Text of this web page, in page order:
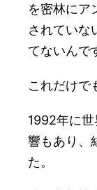
を密林にア
されていな
てないんで
これだけで
1992年に
響もあり、
た。